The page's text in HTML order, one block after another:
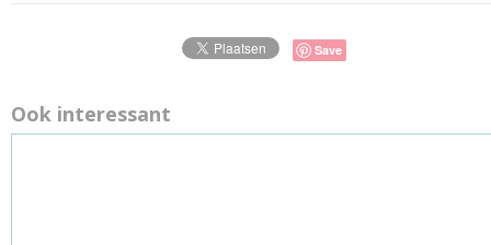
Save
Ook interessant